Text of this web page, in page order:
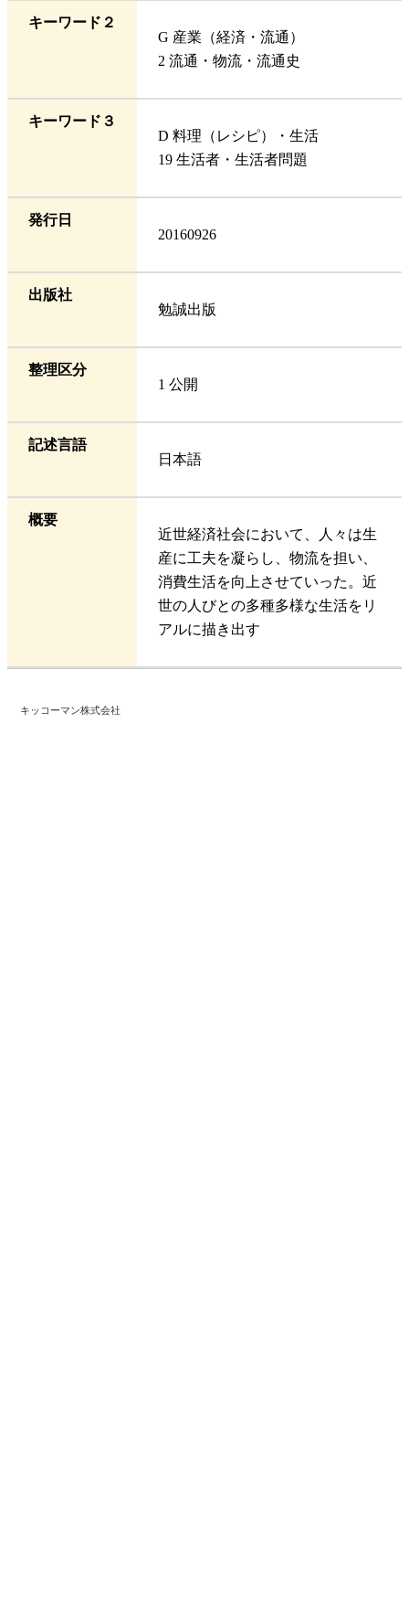
キーワード２
G 産業（経済・流通）
2 流通・物流・流通史
キーワード３
D 料理（レシピ）・生活
19 生活者・生活者問題
発行日
20160926
出版社
勉誠出版
整理区分
1 公開
記述言語
日本語
概要
近世経済社会において、人々は生
産に工夫を凝らし、物流を担い、
消費生活を向上させていった。近
世の人びとの多種多様な生活をリ
アルに描き出す
キッコーマン株式会社